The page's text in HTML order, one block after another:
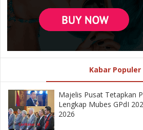
Kabar Populer
Majelis Pusat Tetapkan
Lengkap Mubes GPdI
2026